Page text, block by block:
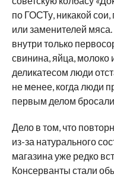
по ГОСТу, никакой сои,
или заменителей мяса.
внутри только
свинина, яйца, молоко
деликатесом люди
не менее, когда люди
первым делом
Дело в том, что
из-за натурального
магазина уже редко
Консерванты стали